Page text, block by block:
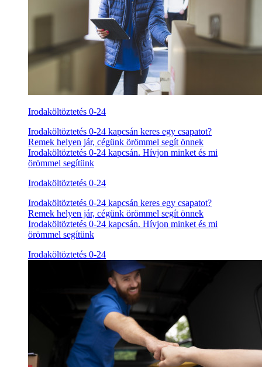
Irodaköltöztetés 0-24
Irodaköltöztetés 0-24 kapcsán keres egy csapatot?
Remek helyen jár, cégünk örömmel segít önnek
Irodaköltöztetés 0-24 kapcsán. Hívjon minket és mi
örömmel segítünk
Irodaköltöztetés 0-24
Irodaköltöztetés 0-24 kapcsán keres egy csapatot?
Remek helyen jár, cégünk örömmel segít önnek
Irodaköltöztetés 0-24 kapcsán. Hívjon minket és mi
örömmel segítünk
Irodaköltöztetés 0-24